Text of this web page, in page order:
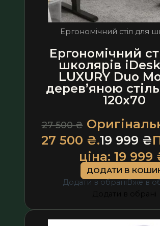
Ергономічний стіл для
Ергономічний
школярів
LUXURY Duo
дерев’яною
120х70
27 500₴
27 500 ₴.19 999 ₴
ціна: 19 999
ДОДАТИ В
Додати в обраніВже в